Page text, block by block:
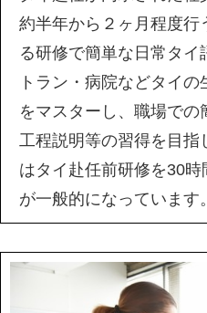
約半年から２ヶ月程度行
る研修で簡単な日常タイ
トラン・病院などタイ
をマスターし、職場での
工程説明等の習得を目
はタイ赴任前研修を30
が一般的になっています。